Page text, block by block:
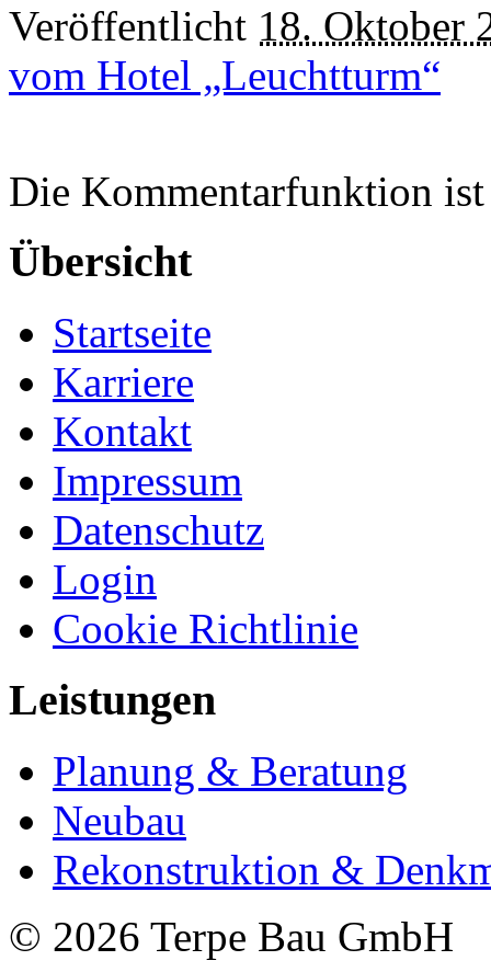
Veröffentlicht 18. Oktober
vom Hotel „Leuchtturm“
Die Kommentarfunktion ist
Übersicht
Startseite
Karriere
Kontakt
Impressum
Datenschutz
Login
Cookie Richtlinie
Leistungen
Planung & Beratung
Neubau
Rekonstruktion &
© 2026 Terpe Bau GmbH